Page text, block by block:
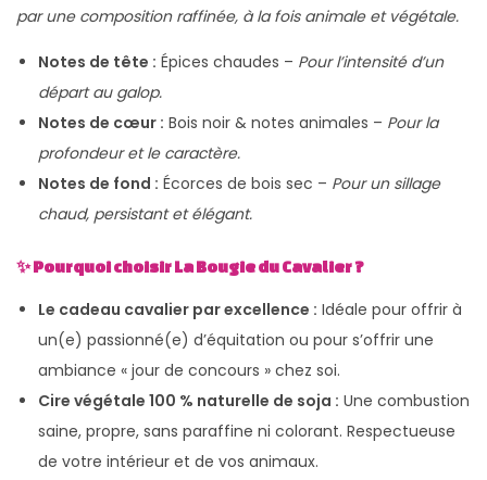
par une composition raffinée, à la fois animale et végétale.
Notes de tête : Épices chaudes – Pour l’intensité d’un
départ au galop.
Notes de cœur : Bois noir & notes animales – Pour la
profondeur et le caractère.
Notes de fond : Écorces de bois sec – Pour un sillage
chaud, persistant et élégant.
✨ Pourquoi choisir La Bougie du Cavalier ?
Le cadeau cavalier par excellence : Idéale pour offrir à
un(e) passionné(e) d’équitation ou pour s’offrir une
ambiance « jour de concours » chez soi.
Cire végétale 100 % naturelle de soja : Une combustion
saine, propre, sans paraffine ni colorant. Respectueuse
de votre intérieur et de vos animaux.